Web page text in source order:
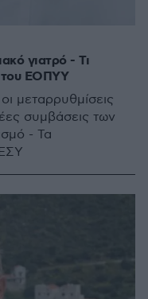
γιατρό - Τι
του ΕΟΠΥΥ
μεταρρυθμίσεις
συμβάσεις των
- Τα